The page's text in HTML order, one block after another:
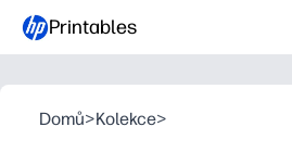
Printables
Domů>Kolekce>